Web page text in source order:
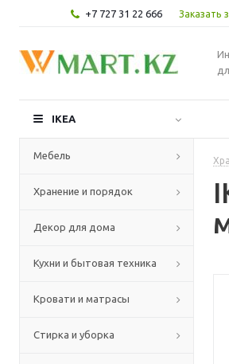
+7 727 31 22 666 Заказать
IKEA
Мебель
Хранение и порядок
Декор для дома
Кухни и бытовая техника
Кровати и матрасы
Стирка и уборка